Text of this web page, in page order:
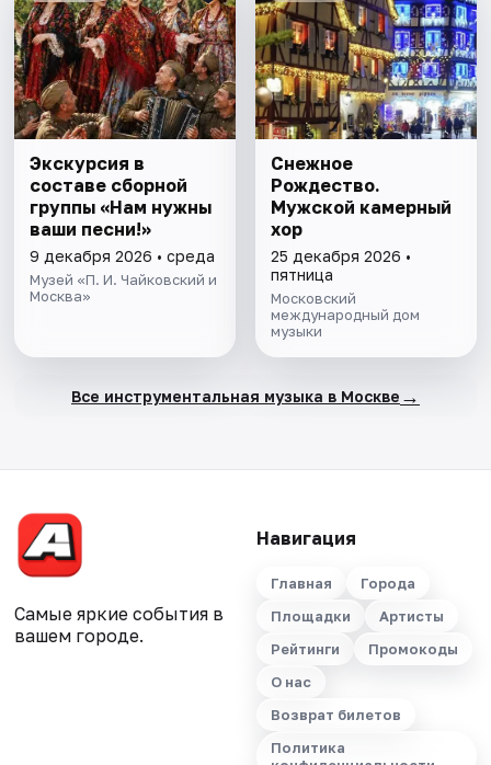
Экскурсия в
составе сборной
группы «Нам нужны
ваши песни!»
9 декабря 2026 • среда
Музей «П. И. Чайковский и
Москва»
Снежное
Рождество.
Мужской камерный
хор
25 декабря 2026 •
пятница
Московский
международный дом
музыки
Все инструментальная музыка в Москве →
Самые яркие события в
вашем городе.
Навигация
Главная
Города
Площадки
Артисты
Рейтинги
Промокоды
О нас
Возврат билетов
Политика